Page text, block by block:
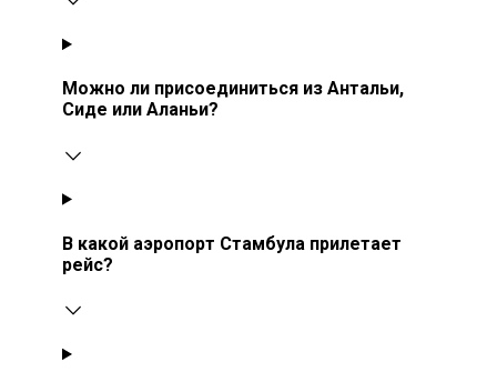
Можно ли присоединиться из Антальи,
Сиде или Аланьи?
В какой аэропорт Стамбула прилетает
рейс?